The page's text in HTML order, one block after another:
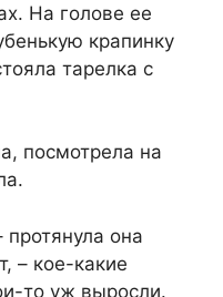
На голове ее
крапинку
тарелка с
посмотрела на
она
– кое-какие
то уж выросли.